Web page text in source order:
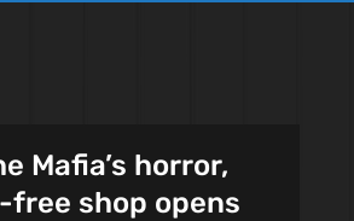
Mafia’s horror,
free shop opens